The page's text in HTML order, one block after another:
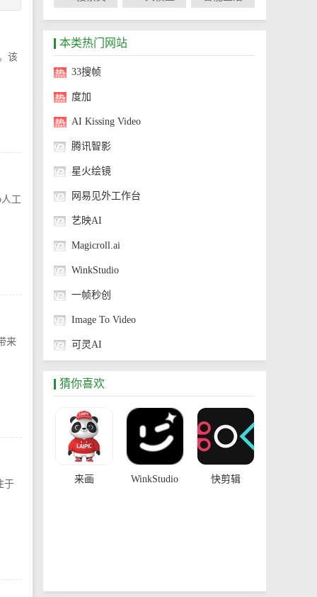
该
工
来
于
本类热门网站
33搜帧
度加
AI Kissing Video
腾讯智影
星火绘镜
网易见外工作台
艺映AI
Magicroll.ai
WinkStudio
一帧秒创
Image To Video
可灵AI
猜你喜欢
来画 WinkStudio 快剪辑